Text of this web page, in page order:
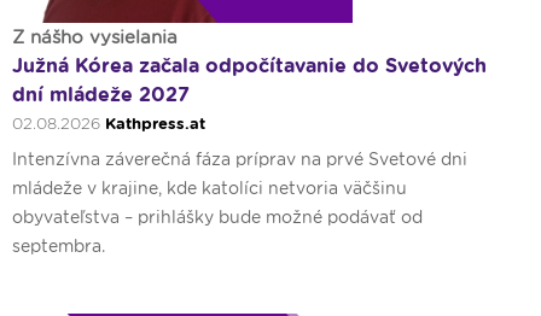
Z nášho vysielania
Južná Kórea začala odpočítavanie do Svetových
dní mládeže 2027
02.08.2026 Kathpress.at
Intenzívna záverečná fáza príprav na prvé Svetové dni
mládeže v krajine, kde katolíci netvoria väčšinu
obyvateľstva – prihlášky bude možné podávať od
septembra.